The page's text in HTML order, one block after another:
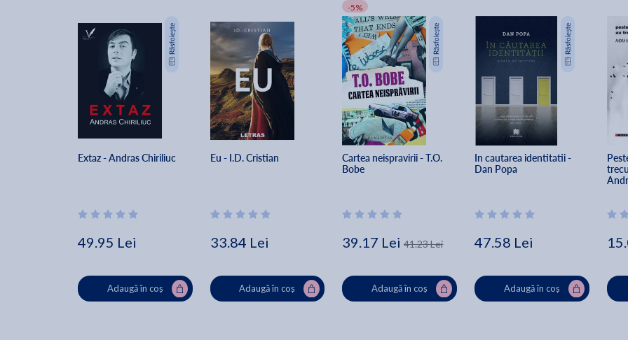
Extaz - Andras Chiriliuc
49.95 Lei
Adaugă în coș
Eu - I.D. Cristian
33.84 Lei
Adaugă în coș
-5%
Cartea neispravirii - T.O.
Bobe
39.17 Lei 41.23 Lei
Adaugă în coș
In cautarea identitatii -
Dan Popa
47.58 Lei
Adaugă în coș